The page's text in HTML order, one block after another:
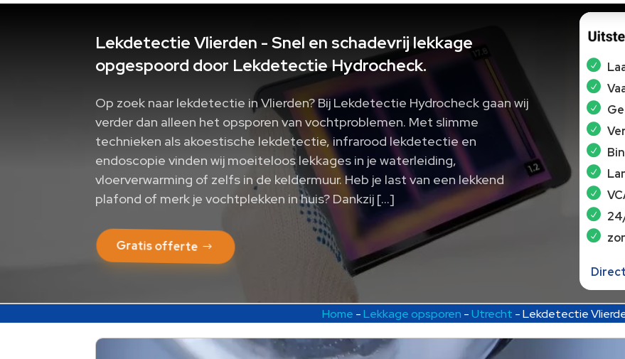
Lekdetectie Vlierden - Snel en schadevrij lekkage
opgespoord door Lekdetectie Hydrocheck.
Op zoek naar lekdetectie in Vlierden? Bij Lekdetectie Hydrocheck gaan wij
verder dan alleen het opsporen van vochtproblemen.​ Met slimme
technieken als akoestische lekdetectie, infrarood lekdetectie en
endoscopie vinden wij moeiteloos lekkages in je waterleiding,
vloerverwarming of zelfs in de keldermuur.​ Heb je last van een lekkend
plafond of merk je vochtplekken in huis? Dankzij […]
Gratis offerte
Home -Lekkage opsporen -Utrecht -Lekdetectie